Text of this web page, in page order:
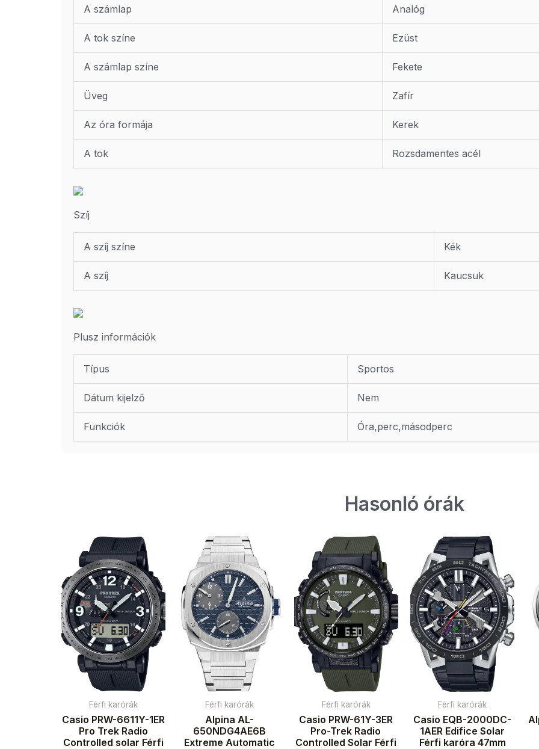
A számlap Analóg
A tok színe Ezüst
A számlap színe Fekete
Üveg Zafír
Az óra formája Kerek
A tok Rozsdamentes acél
Szíj
A szíj színe Kék
A szíj Kaucsuk
Plusz információk
Típus Sportos
Dátum kijelző Nem
Funkciók Óra,perc,másodperc
Hasonló órák
Férfi karórák
Casio PRW-6611Y-1ER
Pro Trek Radio
Controlled solar Férfi
Férfi karórák
Alpina AL-
650NDG4AE6B
Extreme Automatic
Férfi karórák
Casio PRW-61Y-3ER
Pro-Trek Radio
Controlled Solar Férfi
Férfi karórák
Casio EQB-2000DC-
1AER Edifice Solar
Férfi karóra 47mm